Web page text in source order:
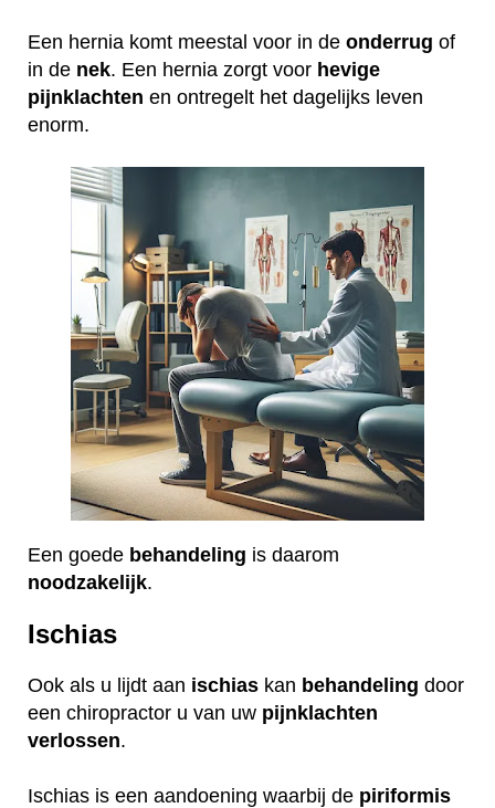
Een hernia komt meestal voor in de onderrug of
in de nek. Een hernia zorgt voor hevige
pijnklachten en ontregelt het dagelijks leven
enorm.
Een goede behandeling is daarom
noodzakelijk.
Ischias
Ook als u lijdt aan ischias kan behandeling door
een chiropractor u van uw pijnklachten
verlossen.
Ischias is een aandoening waarbij de piriformis